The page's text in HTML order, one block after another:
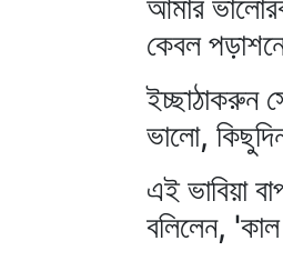
আমার
কেবল
ইচ্ছাঠাকরুন
ভালো,
এই ভাবিয়া
বলিলেন,